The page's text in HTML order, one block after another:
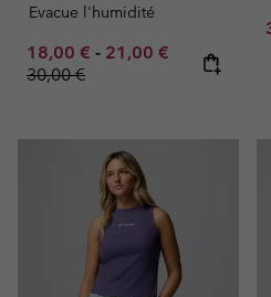
Evacue l'humidité
Minimum sale price:
18,00 € - Maximum sale price:
21,00 € Regular
30,00 €